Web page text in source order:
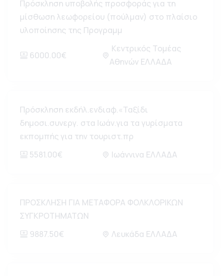
Πρόσκληση υποβολής προσφοράς για τη
μίσθωση λεωφορείου (πούλμαν) στο πλαίσιο
υλοποίησης της Προγραμμ
6000.00€
Κεντρικός Τομέας
Αθηνών ΕΛΛΑΔΑ
Πρόσκληση εκδήλ.ενδιαφ.«Ταξίδι
δημοσι.συνεργ. στα Ιωάν.για τα γυρίσματα
εκπομπής για την τουριστ.πρ
5581.00€
Ιωάννινα ΕΛΛΑΔΑ
ΠΡΟΣΚΛΗΣΗ ΓΙΑ ΜΕΤΑΦΟΡΑ ΦΟΛΚΛΟΡΙΚΩΝ
ΣΥΓΚΡΟΤΗΜΑΤΩΝ
9887.50€
Λευκάδα ΕΛΛΑΔΑ